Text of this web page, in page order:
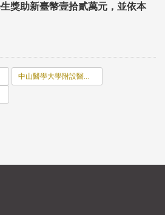
獎助新臺幣壹拾貳萬元，並依本
中山醫學大學附設醫院護理部護理系優秀學生獎助學金申請辦法.pdf